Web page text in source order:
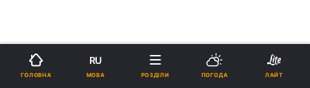
ГОЛОВНА
RU
МОВА РОЗДІЛИ ПОГОДА ЛАЙТ